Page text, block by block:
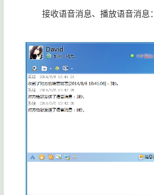
接收语音消息、播放语音消息：